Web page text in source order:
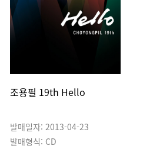
조용필 19th Hello
발매일자: 2013-04-23
발매형식: CD